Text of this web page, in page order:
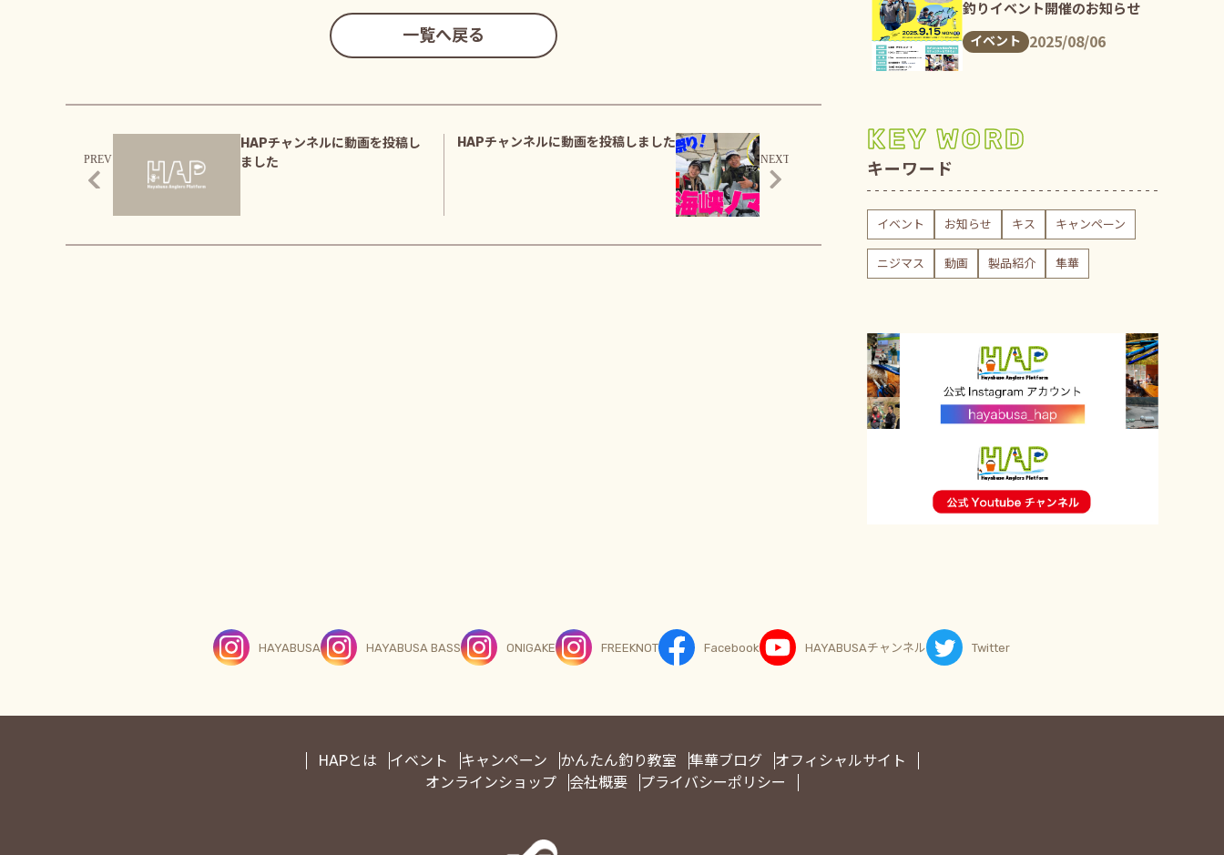
一覧へ戻る
HAPチャンネルに動画を投稿し
ました
HAPチャンネルに動画を投稿しました
釣りイベント開催のお知らせ
イベント 2025/08/06
KEY WORD
キーワード
イベント お知らせ キス キャンペーン
ニジマス 動画 製品紹介 隼華
HAYABUSA HAYABUSA BASS ONIGAKE FREEKNOT Facebook HAYABUSAチャンネル Twitter
HAPとは イベント キャンペーン かんたん釣り教室 隼華ブログ
オフィシャルサイト
オンラインショップ
会社概要 プライバシーポリシー